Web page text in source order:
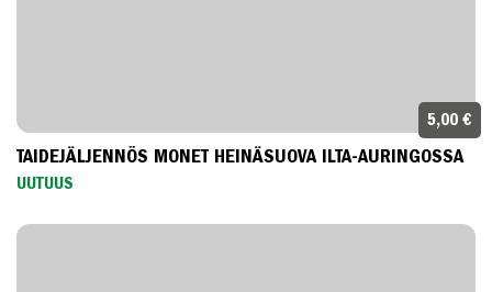
5,00 €
TAIDEJÄLJENNÖS MONET HEINÄSUOVA ILTA-AURINGOSSA
UUTUUS